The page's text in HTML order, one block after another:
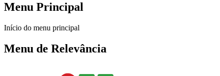
Menu Principal
Início do menu principal
Menu de Relevância